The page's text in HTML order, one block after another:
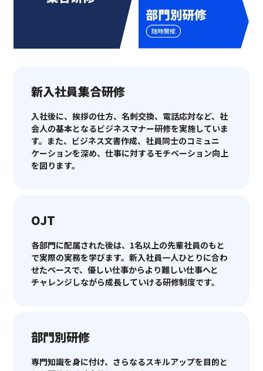
新入社員集合研修
入社後に、挨拶の仕方、名刺交換、電話応対など、社
会人の基本となるビジネスマナー研修を実施していま
す。また、ビジネス文書作成、社員同士のコミュニ
ケーションを深め、仕事に対するモチベーション向上
を図ります。
OJT
各部門に配属された後は、1名以上の先輩社員のもと
で実際の実務を学びます。新入社員一人ひとりに合わ
せたペースで、優しい仕事からより難しい仕事へと
チャレンジしながら成長していける研修制度です。
部門別研修
専門知識を身に付け、さらなるスキルアップを目的と